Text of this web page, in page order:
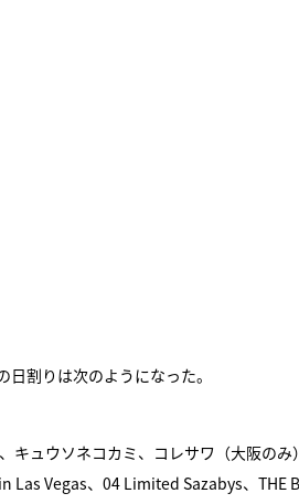
割りは次のようになった。
ュウソネコカミ、コレサワ（大阪の
Vegas、04 Limited Sazabys、THE